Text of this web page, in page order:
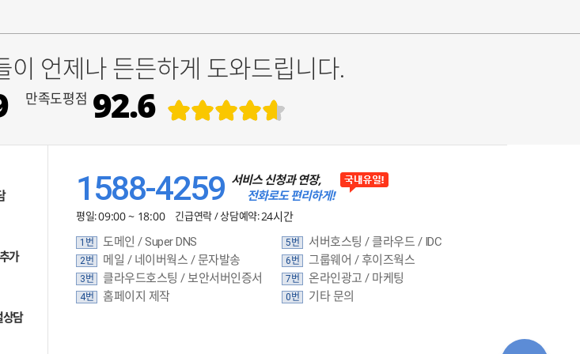
이 언제나 든든하게 도와드립니다.
만족도평점 92.6
가
담
1588-4259 서비스 신청과 연장,
전화로도 편리하게!
평일:09:00 ~ 18:00 긴급연락 / 상담예약:24시간
1번 도메인 / Super DNS
2번 메일 / 네이버웍스 / 문자발송
3번 클라우드호스팅 / 보안서버인증서
4번 홈페이지 제작
5번 서버호스팅 / 클라우드 / IDC
6번 그룹웨어 / 후이즈웍스
7번 온라인광고 / 마케팅
0번 기타 문의